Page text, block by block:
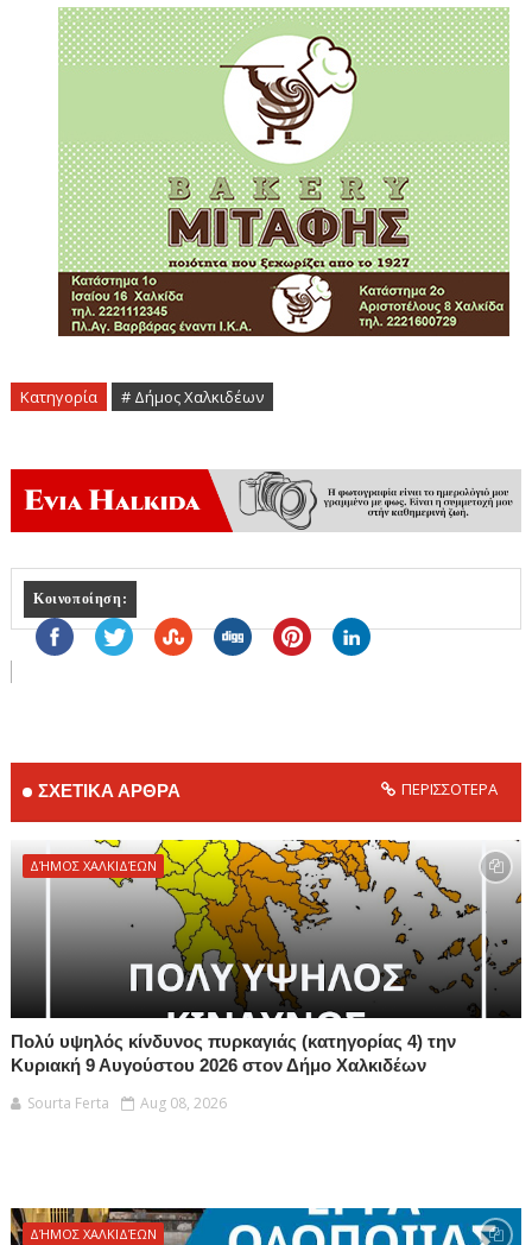
Κατηγορία # Δήμος Χαλκιδέων
Κοινοποίηση:
ΣΧΕΤΙΚΑ ΑΡΘΡΑ ΠΕΡΙΣΣΟΤΕΡΑ
ΔΉΜΟΣ ΧΑΛΚΙΔΈΩΝ
Πολύ υψηλός κίνδυνος πυρκαγιάς (κατηγορίας 4) την
Κυριακή 9 Αυγούστου 2026 στον Δήμο Χαλκιδέων
Sourta Ferta
Aug 08, 2026
ΔΉΜΟΣ ΧΑΛΚΙΔΈΩΝ